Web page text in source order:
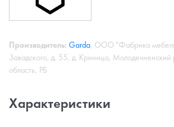
Производитель: Garda, ООО "Фабрика
Завадского, д. 55, д. Криница,
область, РБ
Характеристики